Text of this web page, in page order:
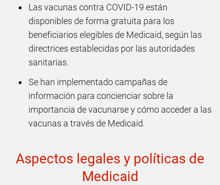
Las vacunas contra COVID-19 están
disponibles de forma gratuita para los
beneficiarios elegibles de Medicaid, según las
directrices establecidas por las autoridades
sanitarias.
Se han implementado campañas de
información para concienciar sobre la
importancia de vacunarse y cómo acceder a las
vacunas a través de Medicaid.
Aspectos legales y políticas de
Medicaid